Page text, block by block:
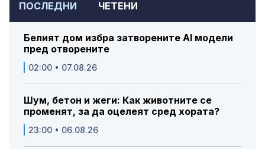
ПОСЛЕДНИ ЧЕТЕНИ
Белият дом избра затворените AI модели
пред отворените
02:00 • 07.08.26
Шум, бетон и жеги: Как животните се
променят, за да оцелеят сред хората?
23:00 • 06.08.26